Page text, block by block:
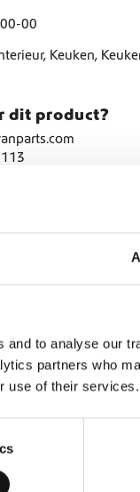
and to analyse our
partners who
use of their services.
00-00
, Keuken,
dit product?